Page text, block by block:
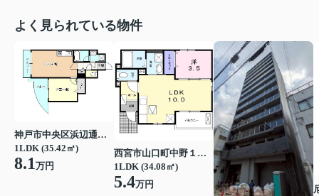
よく見られている物件
神戸市中央区浜辺通３丁目
1LDK (35.42㎡)
8.1万円
西宮市山口町中野１丁目
1LDK (34.08㎡)
5.4万円